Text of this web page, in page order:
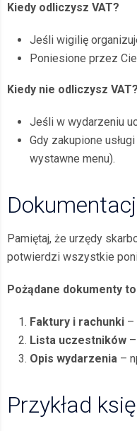
Kiedy odliczysz VAT?
Jeśli wigilię
Poniesione przez
Kiedy nie odliczysz VAT?
Jeśli w wydarzeniu
Gdy zakupione
wystawne menu).
Pamiętaj, że urzędy
potwierdzi wszystkie
Pożądane dokumenty
Faktury i rachunki –
Lista uczestników
Opis wydarzenia –
Przykład